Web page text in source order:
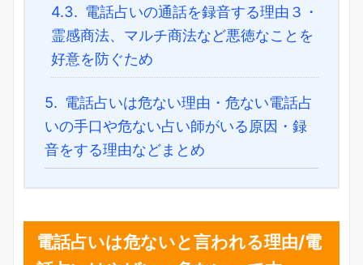
4.3. 電話占いの通話を録音する理由３・
霊感商法、マルチ商法など悪徳なことを
好意を防ぐため
5. 電話占いは危ない理由・危ない電話占
いの手口や危ない占い師がいる原因・録
音をする理由などまとめ
電話占いは危ないと言われる理由/電